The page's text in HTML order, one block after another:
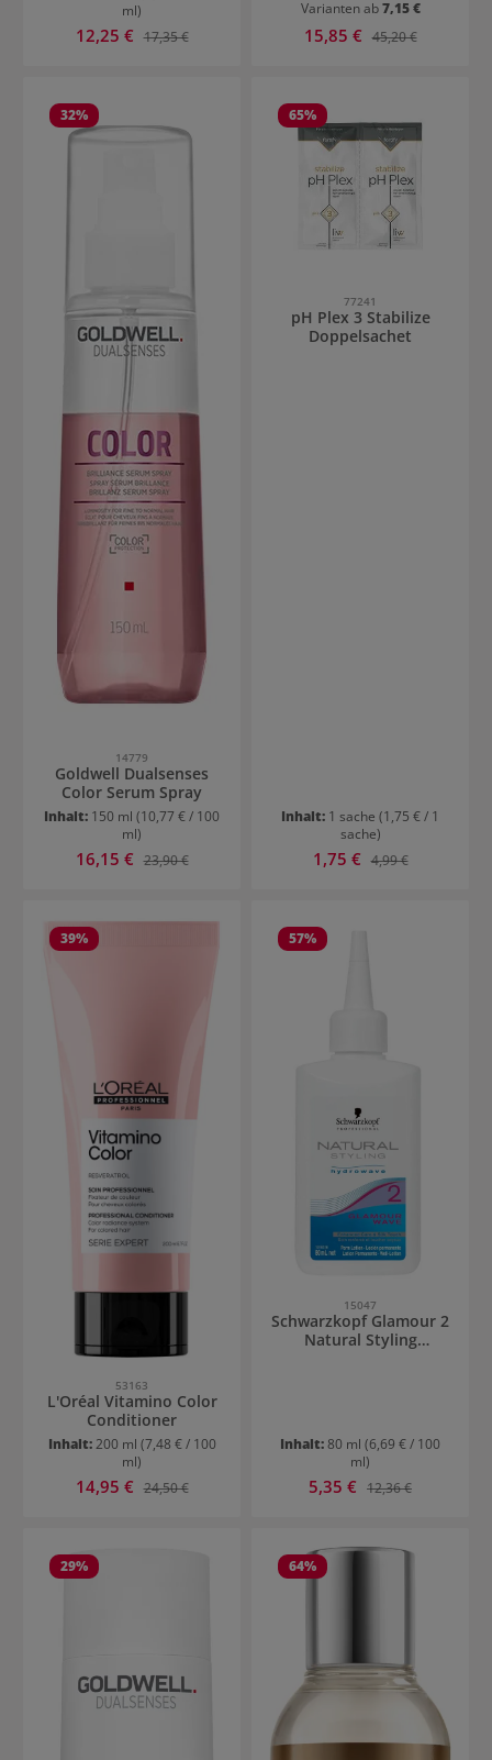
ml)
Verkaufspreis:
12,25 € Regulärer Preis:
17,35 €
Varianten ab7,15 €
Verkaufspreis:
15,85 € Regulärer Preis:
45,20 €
32%
14779
Goldwell Dualsenses
Color Serum Spray
Inhalt: 150 ml (10,77 € / 100
ml)
Verkaufspreis:
16,15 € Regulärer Preis:
23,90 €
65%
77241
pH Plex 3 Stabilize
Doppelsachet
Inhalt: 1 sache (1,75 € / 1
sache)
Verkaufspreis:
1,75 € Regulärer Preis:
4,99 €
39%
53163
L'Oréal Vitamino Color
Conditioner
Inhalt:200 ml (7,48 € / 100
ml)
Verkaufspreis:
14,95 € Regulärer Preis:
24,50 €
57%
15047
Schwarzkopf Glamour 2
Natural Styling
Inhalt:80 ml (6,69 € / 100
ml)
Verkaufspreis:
5,35 € Regulärer Preis:
12,36 €
29% 64%